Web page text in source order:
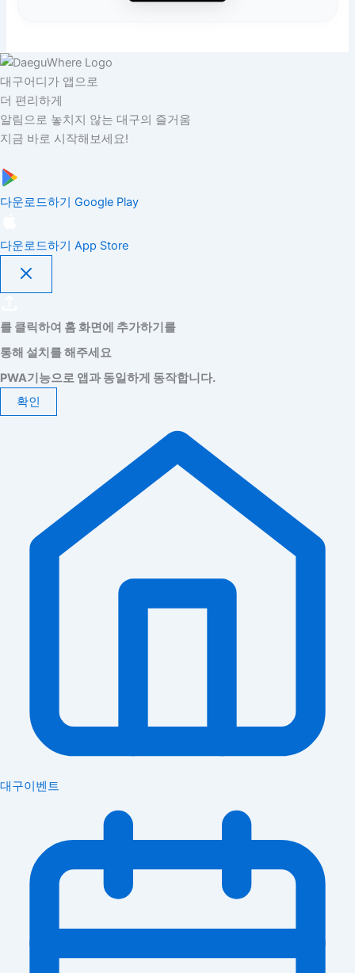
대구어디가 앱으로
더 편리하게
알림으로 놓치지 않는 대구의 즐거움
지금 바로 시작해보세요!
다운로드하기 Google Play
다운로드하기 App Store
를 클릭하여 홈 화면에 추가하기를
통해 설치를 해주세요
PWA기능으로 앱과 동일하게 동작합니다.
확인
대구이벤트